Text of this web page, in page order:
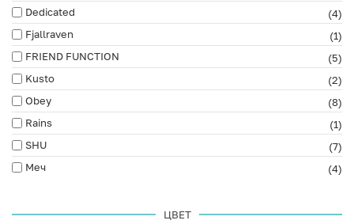
Dedicated
(4)
Fjallraven
(1)
FRIEND FUNCTION
(5)
Kusto
(2)
Obey
(8)
Rains
(1)
SHU
(7)
Меч
(4)
ЦВЕТ